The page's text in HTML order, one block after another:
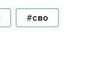
#сво